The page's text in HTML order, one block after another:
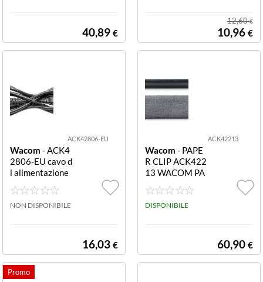
40,89 €
12,60€
10,96 €
ACK42806-EU
Wacom - ACK4
2806-EU cavo d
i alimentazione
EU POWER CA
BLE 1.8M WAC
OM EU POWER
NON DISPONIBILE
16,03 €
ACK42213
Wacom - PAPE
R CLIP ACK422
13 WACOM PA
PER CLIP
DISPONIBILE
60,90 €